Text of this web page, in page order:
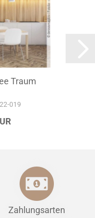
Traum
019
Zahlungsarten